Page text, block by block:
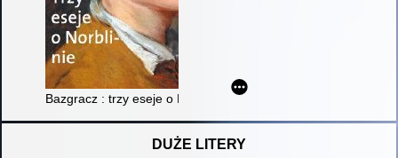
Bazgracz : trzy eseje o Norblinie
DUŻE LITERY